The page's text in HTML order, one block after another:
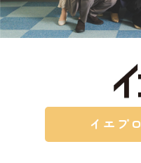
イエプ